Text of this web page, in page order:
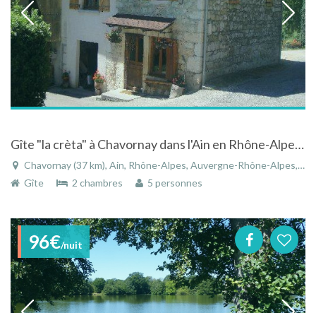
Gîte "la crèta" à Chavornay dans l'Ain en Rhône-Alpes, dans un cadre naturel et calme
Chavornay (37 km), Ain, Rhône-Alpes, Auvergne-Rhône-Alpes, France
Gîte
2 chambres 5 personnes
96€/nuit